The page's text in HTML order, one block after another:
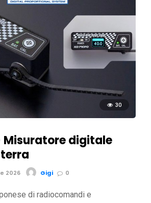
30
Misuratore digitale
2026 Gigi 0
di radiocomandi e